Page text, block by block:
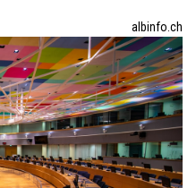
albinfo.ch